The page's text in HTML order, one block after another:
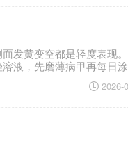
发黄变空都是轻度表现
液，先磨薄病甲再每日
2026-